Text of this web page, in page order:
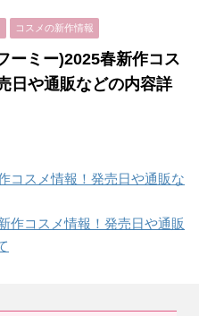
コスメの新作情報
ーミー)2025春新作コス
日や通販などの内容詳
コスメ情報！発売日や通販な
作コスメ情報！発売日や通販